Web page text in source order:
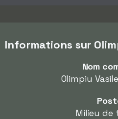
Informations sur
Nom
Olimpiu
Milieu de